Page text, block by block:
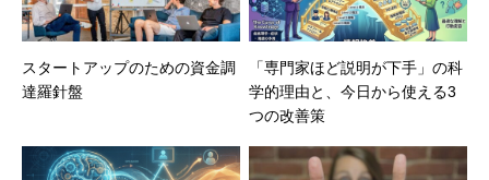
スタートアップのための資金調
達羅針盤
「専門家ほど説明が下手」の科
学的理由と、今日から使える3
つの改善策